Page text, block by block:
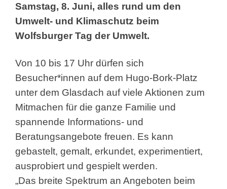
Samstag, 8. Juni, alles rund um den
Umwelt- und Klimaschutz beim
Wolfsburger Tag der Umwelt.
Von 10 bis 17 Uhr dürfen sich
Besucher*innen auf dem Hugo-Bork-Platz
unter dem Glasdach auf viele Aktionen zum
Mitmachen für die ganze Familie und
spannende Informations- und
Beratungsangebote freuen. Es kann
gebastelt, gemalt, erkundet, experimentiert,
ausprobiert und gespielt werden.
„Das breite Spektrum an Angeboten beim